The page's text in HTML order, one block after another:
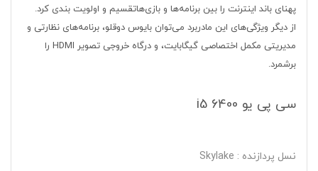
پهنای باند اینترنت را بین برنامه‌ها و بازی‌هاتقسیم و اولویت بندی کرد.
از دیگر ویژگی‌های این مادربرد می‌توان بایوس دوقلو، برنامه‌های نظارتی و
مدیریتی مکمل اختصاصی گیگابایت، و درگاه خروجی تصویر HDMI را
برشمرد.
سی پی یو i5 6400
نسل پردازنده : Skylake